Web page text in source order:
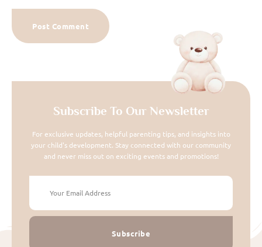
Subscribe To Our Newsletter
For exclusive updates, helpful parenting tips, and insights into
your child's development. Stay connected with our community
and never miss out on exciting events and promotions!
Subscribe